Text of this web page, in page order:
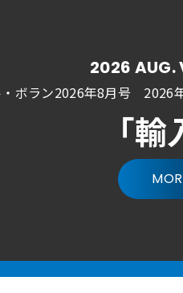
2026 AUG.
ボラン2026年8月号 2026
「